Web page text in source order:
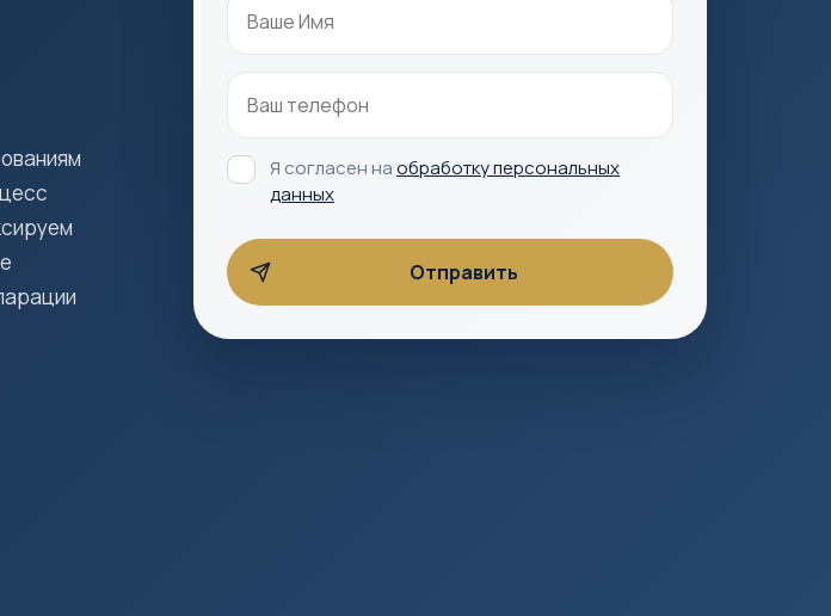
Я согласен наобработку персональных
данных